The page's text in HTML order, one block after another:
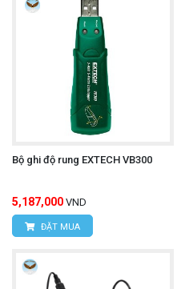
Bộ ghi độ rung EXTECH VB300
5,187,000 VND
ĐẶT MUA